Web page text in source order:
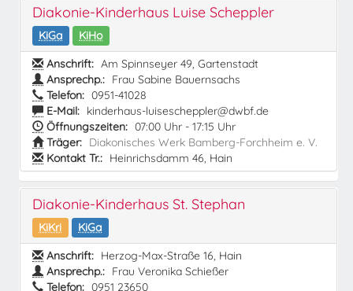
Diakonie-Kinderhaus Luise Scheppler
KiGa
KiHo
Anschrift: Am Spinnseyer 49, Gartenstadt
Ansprechp.: Frau Sabine Bauernsachs
Telefon: 0951-41028
E-Mail: kinderhaus-luisescheppler@dwbf.de
Öffnungszeiten: 07:00 Uhr - 17:15 Uhr
Träger: Diakonisches Werk Bamberg-Forchheim e. V.
Kontakt Tr.: Heinrichsdamm 46, Hain
Diakonie-Kinderhaus St. Stephan
KiKri
KiGa
Anschrift: Herzog-Max-Straße 16, Hain
Ansprechp.: Frau Veronika Schießer
Telefon: 0951 23650